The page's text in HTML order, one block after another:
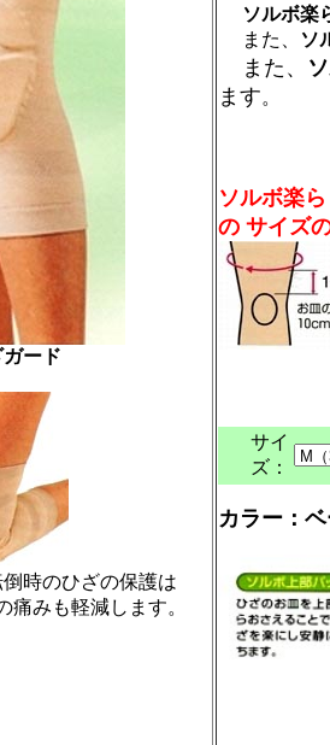
ード
時のひざの保護は
痛みも軽減します。
ソルボ楽
また、
ソ
また、
ます。
ソルボ楽
の サイズ
サイ
ズ：
カラー：